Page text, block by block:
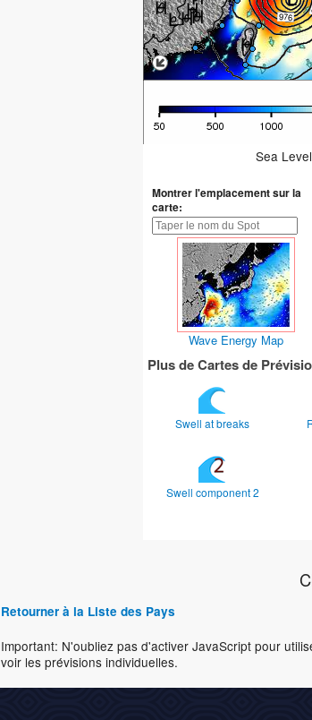
Sea
Montrer l'emplacement sur la
carte:
Wave Energy Map
Plus de Cartes de
Swell at breaks
Swell component 2
Retourner à la Liste des Pays
Important: N'oubliez pas d'activer JavaScript pour
voir les prévisions individuelles.